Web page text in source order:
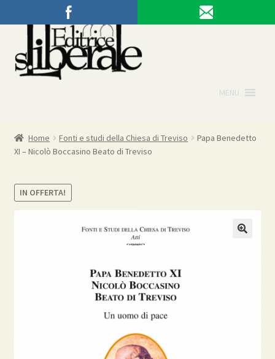
Vai
alla
navigazione
Vai
contenuto
MENU
Home Fonti e studi della Chiesa di Treviso
Papa Benedetto
XI – Nicolò Boccasino Beato di Treviso
IN OFFERTA!